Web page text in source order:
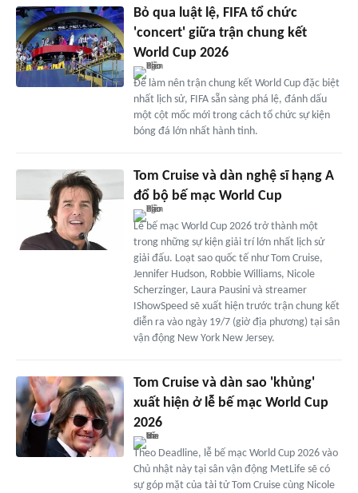
Bỏ qua luật lệ, FIFA tổ chức
'concert' giữa trận chung kết
World Cup 2026
Để làm nên trận chung kết World Cup đặc biệt
nhất lịch sử, FIFA sẵn sàng phá lệ, đánh dấu
một cột mốc mới trong cách tổ chức sự kiện
bóng đá lớn nhất hành tinh.
Tom Cruise và dàn nghệ sĩ hạng A
đổ bộ bế mạc World Cup
Lễ bế mạc World Cup 2026 trở thành một
trong những sự kiện giải trí lớn nhất lịch sử
giải đấu. Loạt sao quốc tế như Tom Cruise,
Jennifer Hudson, Robbie Williams, Nicole
Scherzinger, Laura Pausini và streamer
IShowSpeed sẽ xuất hiện trước trận chung kết
diễn ra vào ngày 19/7 (giờ địa phương) tại sân
vận động New York New Jersey.
Tom Cruise và dàn sao 'khủng'
xuất hiện ở lễ bế mạc World Cup
2026
Theo Deadline, lễ bế mạc World Cup 2026 vào
Chủ nhật này tại sân vận động MetLife sẽ có
sự góp mặt của tài tử Tom Cruise cùng Nicole